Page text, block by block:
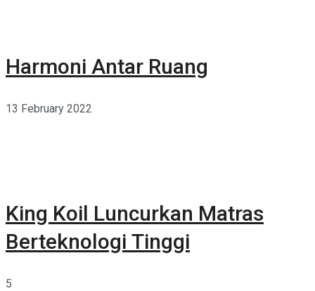
Harmoni Antar Ruang
13 February 2022
King Koil Luncurkan Matras
Berteknologi Tinggi
5